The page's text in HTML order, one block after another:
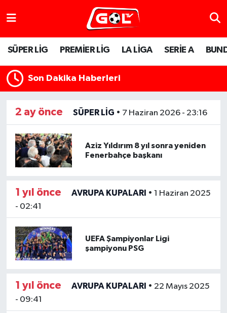
SÜPER LİG PREMİER LİG LA LİGA SERİE A
Son Dakika Haberleri
2 ay önce SÜPER LİG • 7 Haziran 2026 - 23:16
Aziz Yıldırım 8 yıl sonra yeniden
Fenerbahçe başkanı
1 yıl önce AVRUPA KUPALARI • 1 Haziran 2025
- 02:41
UEFA Şampiyonlar Ligi
şampiyonu PSG
1 yıl önce AVRUPA KUPALARI • 22 Mayıs 2025
- 09:41